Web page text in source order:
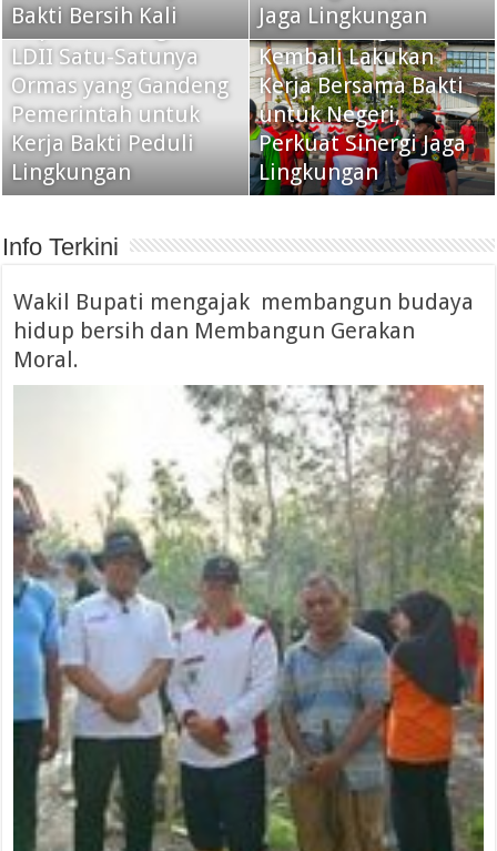
Bakti Bersih Kali ‎
Jaga Lingkungan
Bupati Gunungkidul:
LDII Satu-Satunya
Ormas yang Gandeng
Pemerintah untuk
Kerja Bakti Peduli
Lingkungan
LDII Gunungkidul
Kembali Lakukan
Kerja Bersama Bakti
untuk Negeri,
Perkuat Sinergi Jaga
Lingkungan
Info Terkini
Wakil Bupati mengajak membangun budaya
hidup bersih dan Membangun Gerakan
Moral.